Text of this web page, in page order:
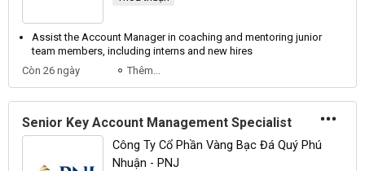
Assist the Account Manager in coaching and mentoring junior
team members, including interns and new hires
Còn 26 ngày
Thêm...
Senior Key Account Management Specialist
Công Ty Cổ Phần Vàng Bạc Đá Quý Phú
Nhuận - PNJ